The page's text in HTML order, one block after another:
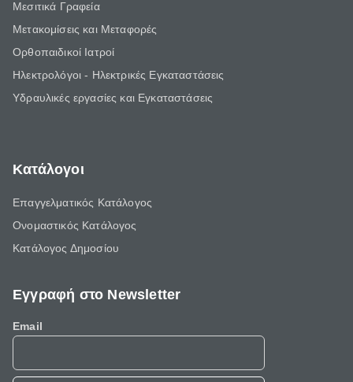
Μεσιτικά Γραφεία
Μετακομίσεις και Μεταφορές
Ορθοπαιδικοί Ιατροί
Ηλεκτρολόγοι - Ηλεκτρικές Εγκαταστάσεις
Υδραυλικές εργασίες και Εγκαταστάσεις
Κατάλογοι
Επαγγελματικός Κατάλογος
Ονομαστικός Κατάλογος
Κατάλογος Δημοσίου
Εγγραφή στο Newsletter
Email